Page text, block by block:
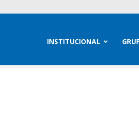
INSTITUCIONAL